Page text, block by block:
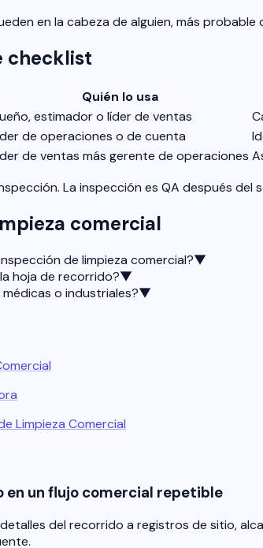
en la cabeza de alguien, más
checklist
Quién lo usa
estimador o líder de ventas
de operaciones o de cuenta
de ventas más gerente de operaciones
La inspección es QA después
comercial
de limpieza comercial?▼
hoja de recorrido?▼
o industriales?▼
Limpieza Comercial
un flujo comercial repetible
detalles del recorrido a registros de sitio,